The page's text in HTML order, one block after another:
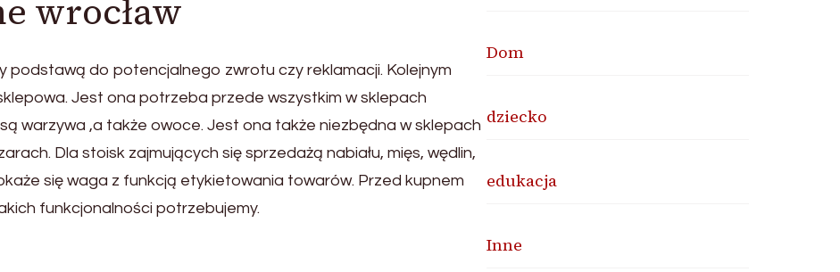
wrocław
podstawą do potencjalnego zwrotu czy reklamacji. Kolejnym
Jest ona potrzeba przede wszystkim w sklepach
warzywa ,a także owoce. Jest ona także niezbędna w sklepach
Dla stoisk zajmujących się sprzedażą nabiału, mięs, wędlin,
się waga z funkcją etykietowania towarów. Przed kupnem
funkcjonalności potrzebujemy.
Dom
dziecko
edukacja
Inne